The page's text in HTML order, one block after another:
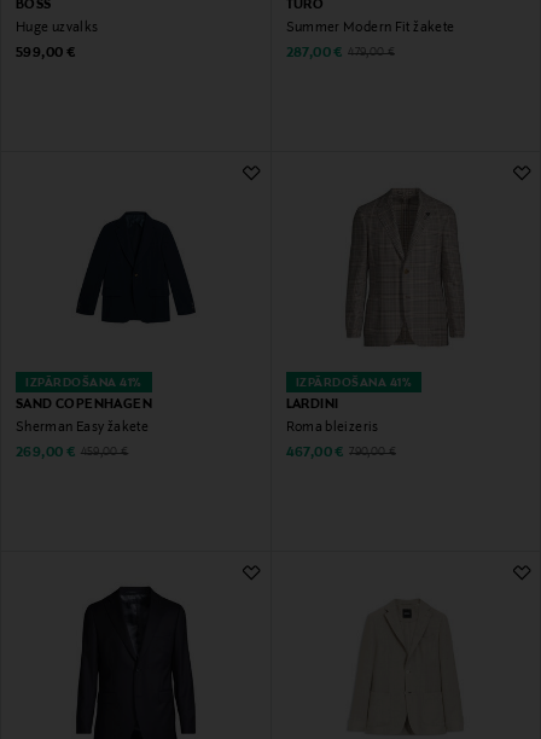
BOSS
Huge uzvalks
Original Price
599,00 €
TURO
Summer Modern Fit žakete
Discounted Price
287,00 € Original Price
479,00 €
IZPĀRDOŠANA 41%
SAND COPENHAGEN
Sherman Easy žakete
Discounted Price
269,00 € Original Price
459,00 €
IZPĀRDOŠANA 41%
LARDINI
Roma bleizeris
Discounted Price
467,00 € Original Price
790,00 €